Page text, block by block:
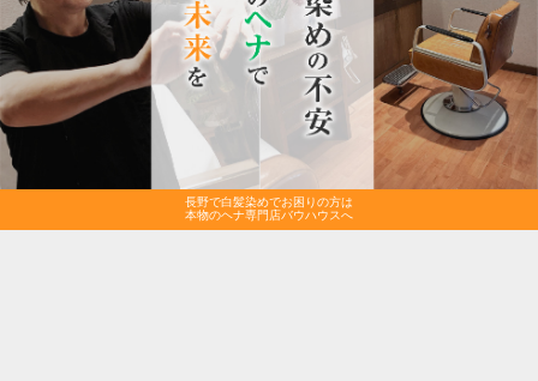
長野で白髪染めでお困りの方は
本物のヘナ専門店バウハウスへ